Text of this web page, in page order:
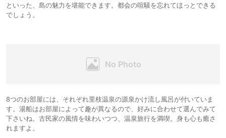
といった、島の魅力を堪能できます。都会の喧騒を忘れてほっとできる
でしょう。
8つのお部屋には、それぞれ里枝温泉の源泉かけ流し風呂が付いていま
す。湯船はお部屋によって趣が異なるので、好みに合わせて選んでみて
下さいね。古民家の風情を味わいつつ、温泉旅行を満喫。身も心も癒さ
れますよ。